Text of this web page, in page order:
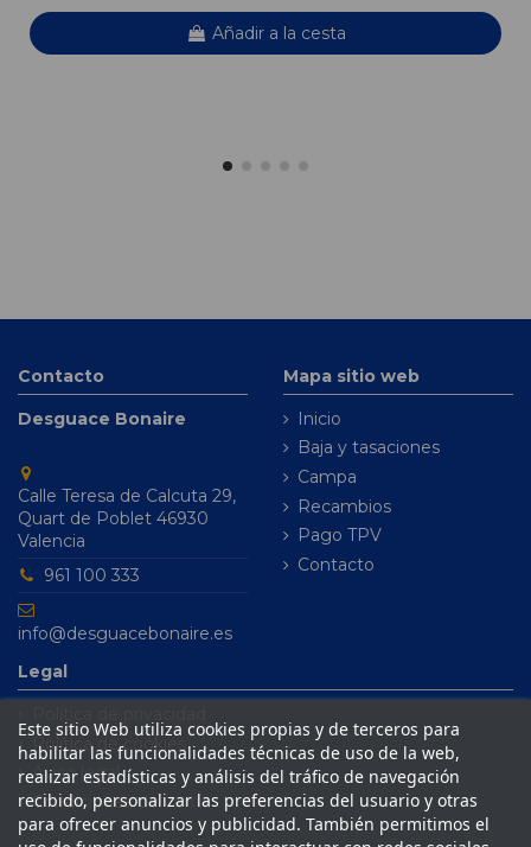
Añadir a la cesta
Contacto
Desguace Bonaire
Calle Teresa de Calcuta 29,
Quart de Poblet 46930
Valencia
961 100 333
info@desguacebonaire.es
Mapa sitio web
Inicio
Baja y tasaciones
Campa
Recambios
Pago TPV
Contacto
Legal
Política de cookies
Aviso legal
Condiciones de venta
Este sitio Web utiliza cookies propias y de terceros para
habilitar las funcionalidades técnicas de uso de la web,
realizar estadísticas y análisis del tráfico de navegación
recibido, personalizar las preferencias del usuario y otras
para ofrecer anuncios y publicidad. También permitimos el